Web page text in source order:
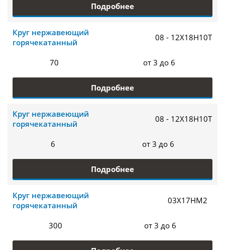
Подробнее
Круг нержавеющий
горячекатанный
08 - 12Х18Н10Т
70 от 3 до 6
Подробнее
Круг нержавеющий
горячекатанный
08 - 12Х18Н10Т
6 от 3 до 6
Подробнее
Круг нержавеющий
горячекатанный
03Х17НМ2
300 от 3 до 6